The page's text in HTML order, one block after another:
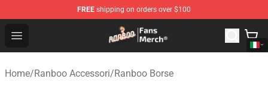
FREE shipping on orders over $100
Open menu
Ranboo Store - Official Ranboo Merchandise Shop
Home/Ranboo Accessori/Ranboo Borse